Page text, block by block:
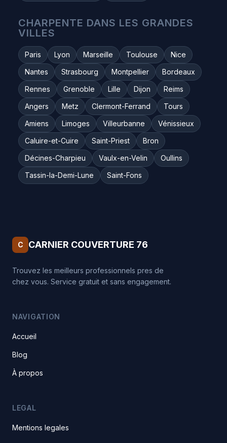
CHARPENTE DANS LES GRANDES
VILLES
Paris Lyon Marseille Toulouse
Nice
Nantes
Strasbourg Montpellier
Bordeaux
Rennes
Grenoble Lille Dijon
Reims
Angers
Metz Clermont-Ferrand
Tours
Amiens
Limoges Villeurbanne
Vénissieux
Caluire-et-Cuire
Saint-Priest
Bron
Décines-Charpieu
Vaulx-en-Velin
Oullins
Tassin-la-Demi-Lune
Saint-Fons
C CARNIER COUVERTURE 76
Trouvez les meilleurs professionnels pres de
chez vous. Service gratuit et sans engagement.
NAVIGATION
Accueil
Blog
À propos
LEGAL
Mentions legales